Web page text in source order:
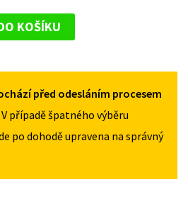
2005-
KOŠÍKU
před odesláním procesem
V případě špatného výběru
po dohodě upravena na správný